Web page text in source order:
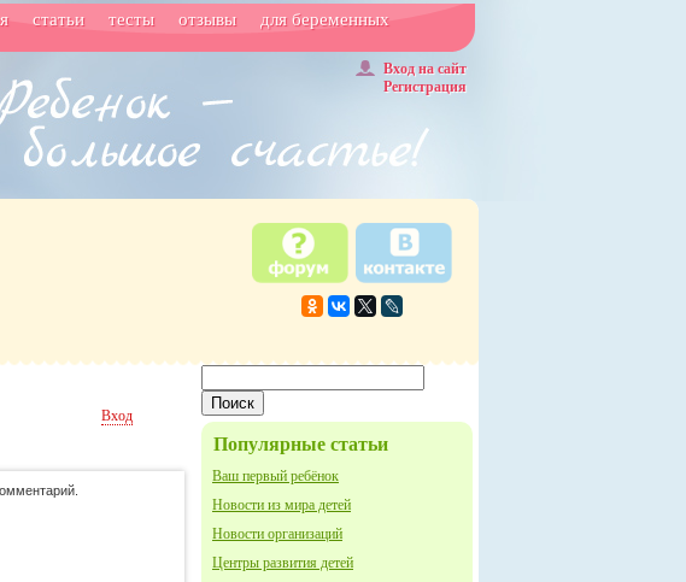
статьи тесты отзывы для беременных
Вход на сайт
Регистрация
Популярные статьи
Ваш первый ребёнок
Новости из мира детей
Новости организаций
Центры развития детей
Вход